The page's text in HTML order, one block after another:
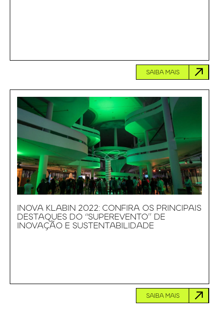
SAIBA MAIS
INOVA KLABIN 2022: CONFIRA OS PRINCIPAIS
DESTAQUES DO “SUPEREVENTO” DE
INOVAÇÃO E SUSTENTABILIDADE
SAIBA MAIS